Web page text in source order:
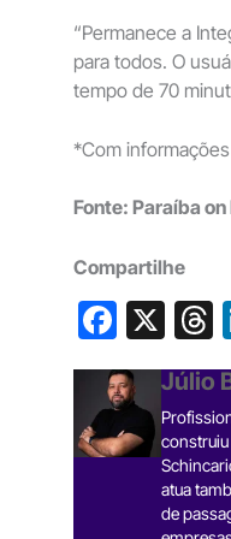
“Permanece a
para todos. O
tempo de 70
*Com
Fonte: Paraíba on
Compartilhe
F
a
c
e
b
X
s
Júlio
atua
de